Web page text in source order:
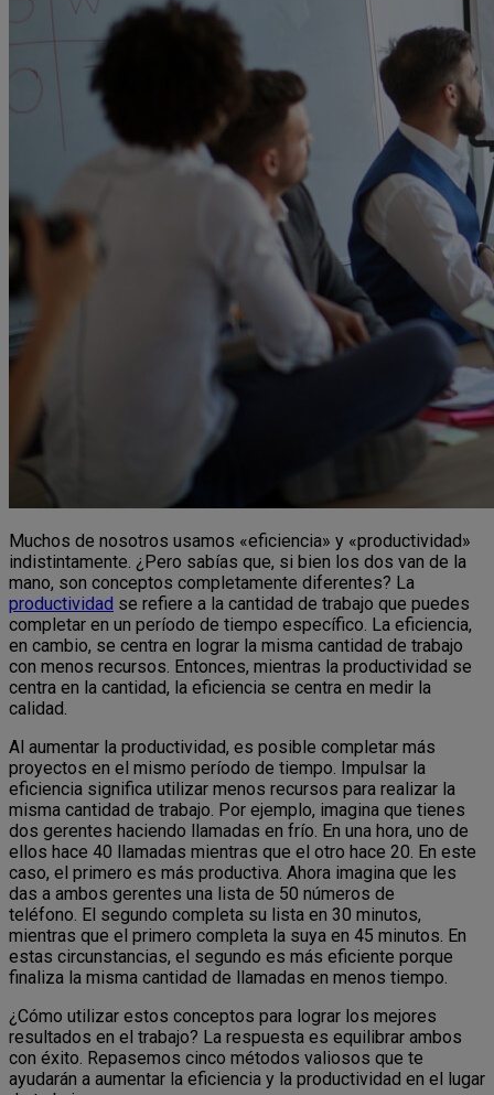
Muchos de nosotros usamos «eficiencia» y «productividad»
indistintamente. ¿Pero sabías que, si bien los dos van de la
mano, son conceptos completamente diferentes? La
productividad se refiere a la cantidad de trabajo que puedes
completar en un período de tiempo específico. La eficiencia,
en cambio, se centra en lograr la misma cantidad de trabajo
con menos recursos. Entonces, mientras la productividad se
centra en la cantidad, la eficiencia se centra en medir la
calidad.
Al aumentar la productividad, es posible completar más
proyectos en el mismo período de tiempo. Impulsar la
eficiencia significa utilizar menos recursos para realizar la
misma cantidad de trabajo. Por ejemplo, imagina que tienes
dos gerentes haciendo llamadas en frío. En una hora, uno de
ellos hace 40 llamadas mientras que el otro hace 20. En este
caso, el primero es más productiva. Ahora imagina que les
das a ambos gerentes una lista de 50 números de
teléfono. El segundo completa su lista en 30 minutos,
mientras que el primero completa la suya en 45 minutos. En
estas circunstancias, el segundo es más eficiente porque
finaliza la misma cantidad de llamadas en menos tiempo.
¿Cómo utilizar estos conceptos para lograr los mejores
resultados en el trabajo? La respuesta es equilibrar ambos
con éxito. Repasemos cinco métodos valiosos que te
ayudarán a aumentar la eficiencia y la productividad en el lugar